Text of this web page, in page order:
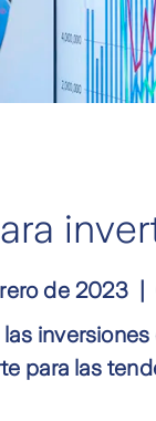
de 2023
para las